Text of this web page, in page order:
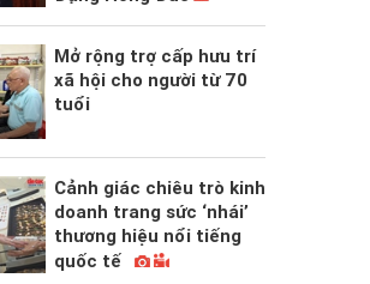
Mở rộng trợ cấp hưu trí
xã hội cho người từ 70
tuổi
Cảnh giác chiêu trò kinh
doanh trang sức ‘nhái’
thương hiệu nổi tiếng
quốc tế